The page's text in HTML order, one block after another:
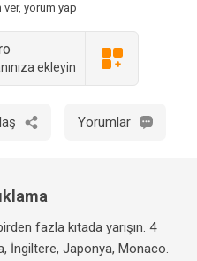
ver, yorum yap
ekleyin
Yorumlar
fazla kıtada yarışın. 4
İngiltere, Japonya, Monaco.